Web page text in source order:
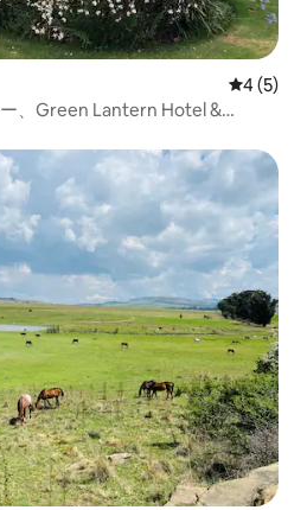
レビュー
4 (5)
、Green Lantern Hotel &